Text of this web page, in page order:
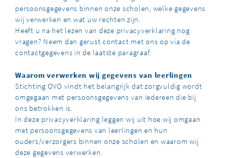
persoonsgegevens binnen onze scholen, welke gegevens
wij verwerken en wat uw rechten zijn.
Heeft u na het lezen van deze privacyverklaring nog
vragen? Neem dan gerust contact met ons op via de
contactgegevens in de laatste paragraaf.
Waarom verwerken wij gegevens van leerlingen
Stichting OVO vindt het belangrijk dat zorgvuldig wordt
omgegaan met persoonsgegevens van iedereen die bij
ons betrokken is.
In deze privacyverklaring leggen wij uit hoe wij omgaan
met persoonsgegevens van leerlingen en hun
ouders/verzorgers binnen onze scholen en waarom wij
deze gegevens verwerken.